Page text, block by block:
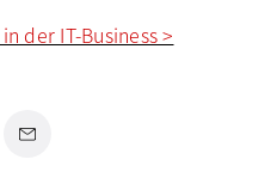
der IT-Business >
geöffnet
Registerkarte geöffnet
neuen Registerkarte geöffnet
Email